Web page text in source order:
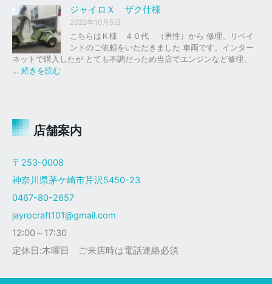
ま
し
た
。
ー
ザ
ク
仕
様
ア
ボ
ッ
ク
ス
ジャイロＸ ザク仕様
2022年10月5日
こちらはＫ様 ４０代 （男性）から 修理、リペイ
ントのご依頼をいただきました 車両です。インター
ネットで購入したが とても不調だっため当店でエンジンなど修理、
… 続きを読む
Ｘ
ク
様
店舗案内
〒253-0008
神奈川県茅ケ崎市芹沢5450-23
0467-80-2657
jayrocraft101@gmail.com
12:00～17:30
定休日:木曜日 ご来店時は電話連絡必須